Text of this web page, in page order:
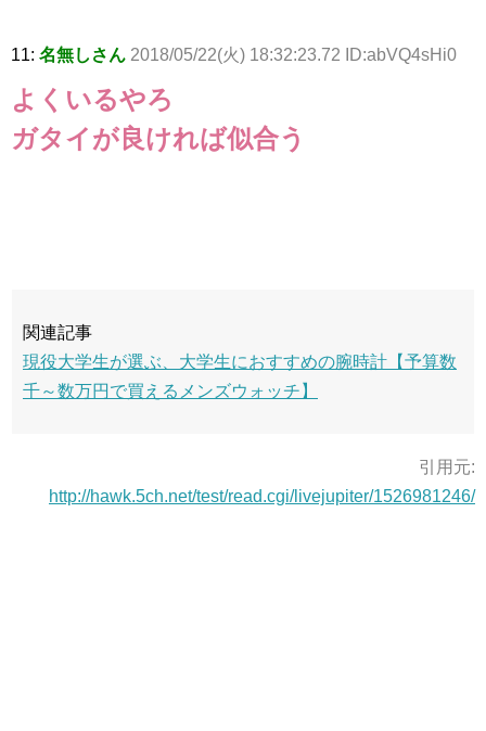
11: 名無しさん 2018/05/22(火) 18:32:23.72 ID:abVQ4sHi0
よくいるやろ
ガタイが良ければ似合う
関連記事
現役大学生が選ぶ、大学生におすすめの腕時計【予算数
千～数万円で買えるメンズウォッチ】
引用元:
http://hawk.5ch.net/test/read.cgi/livejupiter/1526981246/